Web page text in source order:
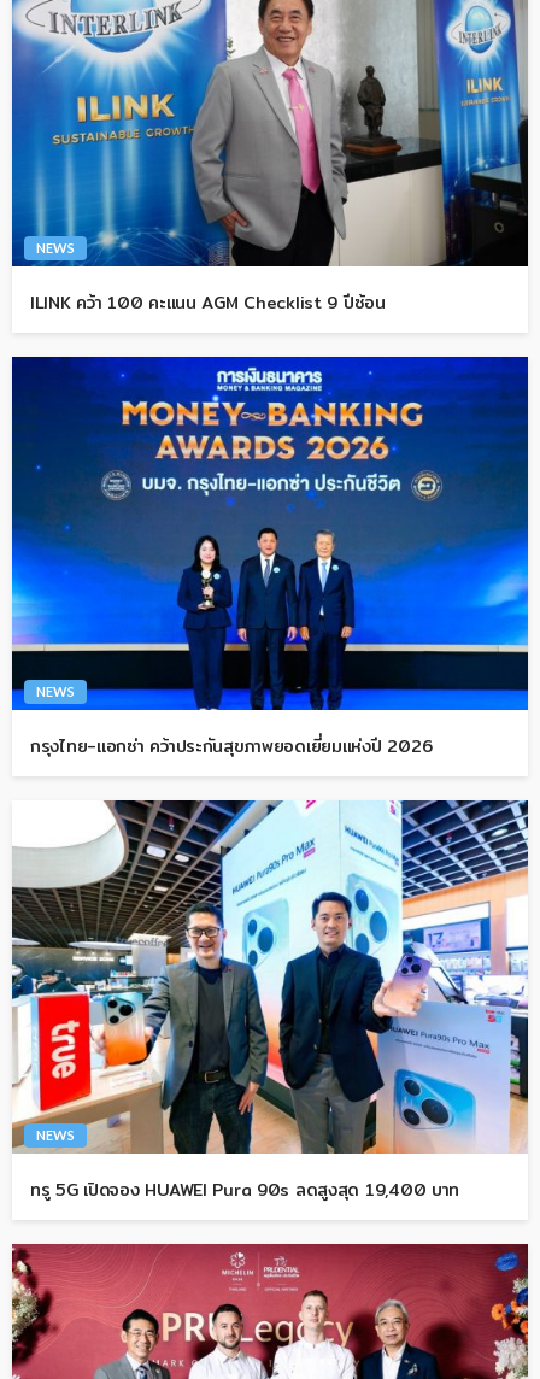
NEWS
ILINK คว้า 100 คะแนน AGM Checklist 9 ปีซ้อน
NEWS
กรุงไทย-แอกซ่า คว้าประกันสุขภาพยอดเยี่ยมแห่งปี 2026
NEWS
ทรู 5G เปิดจอง HUAWEI Pura 90s ลดสูงสุด 19,400 บาท